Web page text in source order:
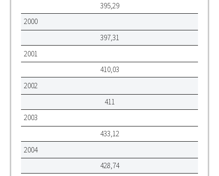
395,29
2000
397,31
2001
410,03
2002
411
2003
433,12
2004
428,74